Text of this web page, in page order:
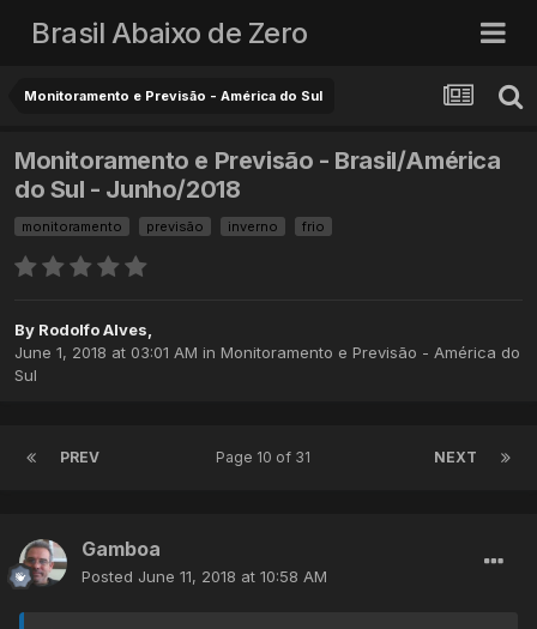
Brasil Abaixo de Zero
Monitoramento e Previsão - América do Sul
Monitoramento e Previsão - Brasil/América
do Sul - Junho/2018
monitoramento previsão inverno frio
By Rodolfo Alves,
June 1, 2018 at 03:01 AM in Monitoramento e Previsão - América do
Sul
PREV NEXT
Page 10 of 31
Gamboa
Posted June 11, 2018 at 10:58 AM